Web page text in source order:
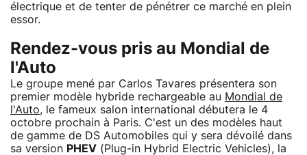
électrique et de tenter de pénétrer ce marché en plein
essor.
Rendez-vous pris au Mondial de
l'Auto
Le groupe mené par Carlos Tavares présentera son
premier modèle hybride rechargeable au Mondial de
l'Auto, le fameux salon international débutera le 4
octobre prochain à Paris. C'est un des modèles haut
de gamme de DS Automobiles qui y sera dévoilé dans
sa version PHEV (Plug-in Hybrid Electric Vehicles), la